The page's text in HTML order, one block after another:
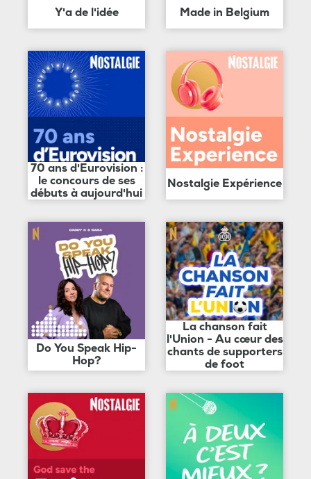
Y'a de l'idée Made in Belgium
70 ans d'Eurovision :
le concours de ses
débuts à aujourd'hui
Nostalgie Expérience
Do You Speak Hip-
Hop?
La chanson fait
l'Union - Au cœur des
chants de supporters
de foot